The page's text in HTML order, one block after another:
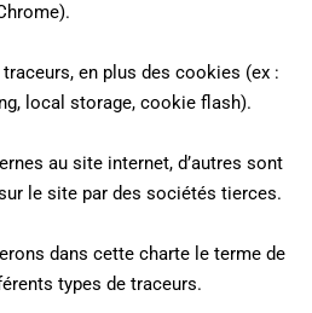
en plus des cookies (ex :
local storage, cookie flash).
au site internet, d’autres sont
le site par des sociétés tierces.
dans cette charte le terme de
types de traceurs.